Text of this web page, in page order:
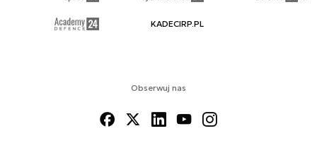
Obserwuj nas
KADECIRP.PL